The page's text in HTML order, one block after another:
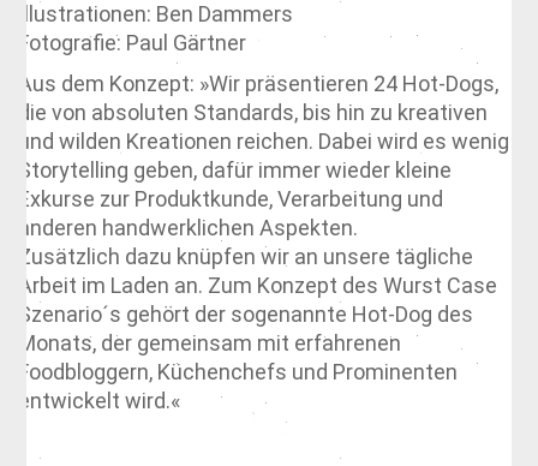
Illustrationen: Ben Dammers
Fotografie: Paul Gärtner
Aus dem Konzept: »Wir präsentieren 24 Hot-Dogs,
die von absoluten Standards, bis hin zu kreativen
und wilden Kreationen reichen. Dabei wird es wenig
Storytelling geben, dafür immer wieder kleine
Exkurse zur Produktkunde, Verarbeitung und
anderen handwerklichen Aspekten.
Zusätzlich dazu knüpfen wir an unsere tägliche
Arbeit im Laden an. Zum Konzept des Wurst Case
Szenario´s gehört der sogenannte Hot-Dog des
Monats, der gemeinsam mit erfahrenen
Foodbloggern, Küchenchefs und Prominenten
entwickelt wird.«